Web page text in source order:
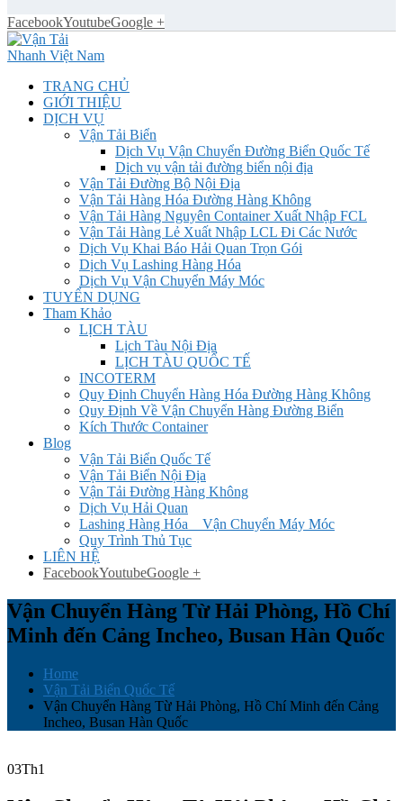
FacebookYoutubeGoogle +
TRANG CHỦ
GIỚI THIỆU
DỊCH VỤ
Vận Tải Biển
Dịch Vụ Vận Chuyển Đường Biển Quốc Tế
Dịch vụ vận tải đường biển nội địa
Vận Tải Đường Bộ Nội Địa
Vận Tải Hàng Hóa Đường Hàng Không
Vận Tải Hàng Nguyên Container Xuất Nhập FCL
Vận Tải Hàng Lẻ Xuất Nhập LCL Đi Các Nước
Dịch Vụ Khai Báo Hải Quan Trọn Gói
Dịch Vụ Lashing Hàng Hóa
Dịch Vụ Vận Chuyển Máy Móc
TUYỂN DỤNG
Tham Khảo
LỊCH TÀU
Lịch Tàu Nội Địa
LỊCH TÀU QUỐC TẾ
INCOTERM
Quy Định Chuyển Hàng Hóa Đường Hàng Không
Quy Định Về Vận Chuyển Hàng Đường Biển
Kích Thước Container
Blog
Vận Tải Biển Quốc Tế
Vận Tải Biển Nội Địa
Vận Tải Đường Hàng Không
Dịch Vụ Hải Quan
Lashing Hàng Hóa _ Vận Chuyển Máy Móc
Quy Trình Thủ Tục
LIÊN HỆ
FacebookYoutubeGoogle +
Vận Chuyển Hàng Từ Hải Phòng, Hồ Chí
Minh đến Cảng Incheo, Busan Hàn Quốc
Home
Vận Tải Biển Quốc Tế
Vận Chuyển Hàng Từ Hải Phòng, Hồ Chí Minh đến Cảng
Incheo, Busan Hàn Quốc
03Th1